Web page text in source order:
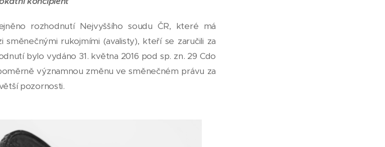
rozhodnutí Nejvyššího soudu ČR, které má
směnečnými rukojmími (avalisty), kteří se zaručili za
bylo vydáno 31. května 2016 pod sp. zn. 29 Cdo
významnou změnu ve směnečném právu za
pozornosti.